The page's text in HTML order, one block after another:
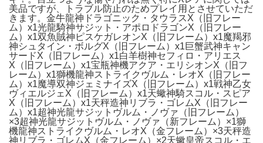
美品ですが、トラブル防止のためプレイ用とさせていただ
きます。金牛龍神ドラゴニック・タウラスX（旧フレー
ム）x1光龍騎神サジット・アポロドラゴンX（旧フレー
ム）x1双魚賊神ピスケガレオンX（旧フレーム）x1魔羯邪
神シュタイン・ボルグX（旧フレーム）x1巨蟹武神キャン
サードX（旧フレーム）x1白羊樹神セフィロ・アリエス
X（旧フレーム）x1宝瓶神機アクア・エリシオンX（旧フ
レーム）x1獅機龍神ストライクヴルム・レオX（旧フレー
ム）x1魔導双神ジェミナイズX（旧フレーム）x1戦神乙女
ヴィエルジェX（旧フレーム）x1天蠍神騎スコル・スピア
X（旧フレーム）x1天秤造神リブラ・ゴレムX（旧フレー
ム）x1超神光龍サジットヴルム・ノヴァ（旧フレーム）
×3超神光龍サジットヴルム・ノヴァ（新フレーム）×1獅
機龍神ストライクヴルム・レオX（金フレーム）×3天秤造
神リブラ・ゴレムX（金フレーム）×2天蠍皇帝スコル・エ